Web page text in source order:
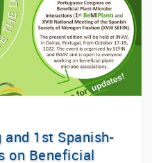
1st Spanish-
on Beneficial